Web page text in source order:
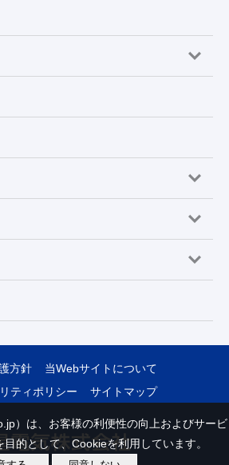
方針
当Webサイトについて
ティポリシー
サイトマップ
）は、お客様の利便性の向上およびサービ
的として、Cookieを利用しています。